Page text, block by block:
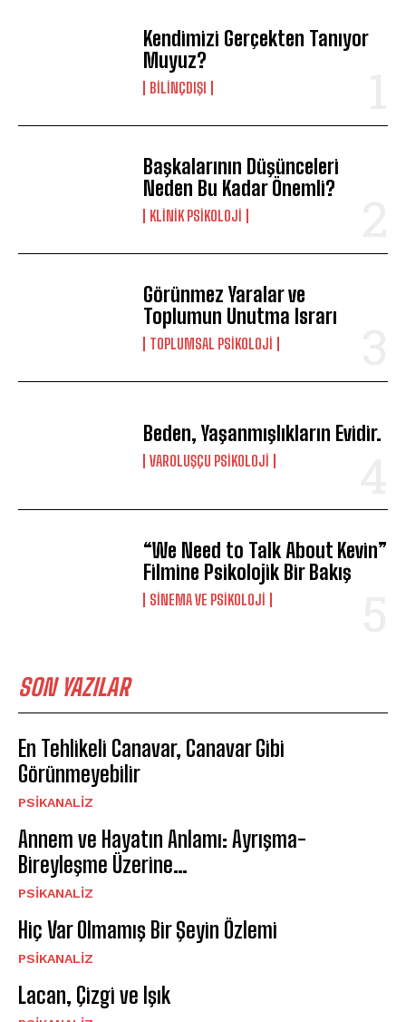
Kendimizi Gerçekten Tanıyor
Muyuz?
BILINÇDIŞI
Başkalarının Düşünceleri
Neden Bu Kadar Önemli?
KLINIK PSIKOLOJI
Görünmez Yaralar ve
Toplumun Unutma Israrı
TOPLUMSAL PSIKOLOJI
Beden, Yaşanmışlıkların Evidir.
VAROLUŞÇU PSIKOLOJI
“We Need to Talk About Kevin”
Filmine Psikolojik Bir Bakış
SINEMA VE PSIKOLOJI
SON YAZILAR
En Tehlikeli Canavar, Canavar Gibi
Görünmeyebilir
PSIKANALIZ
Annem ve Hayatın Anlamı: Ayrışma-
Bireyleşme Üzerine…
PSIKANALIZ
Hiç Var Olmamış Bir Şeyin Özlemi
PSIKANALIZ
Lacan, Çizgi ve Işık